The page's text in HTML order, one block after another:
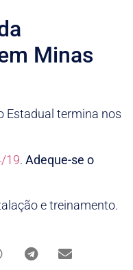
Minas
Estadual termina nos
19.Adeque-se o
e treinamento.